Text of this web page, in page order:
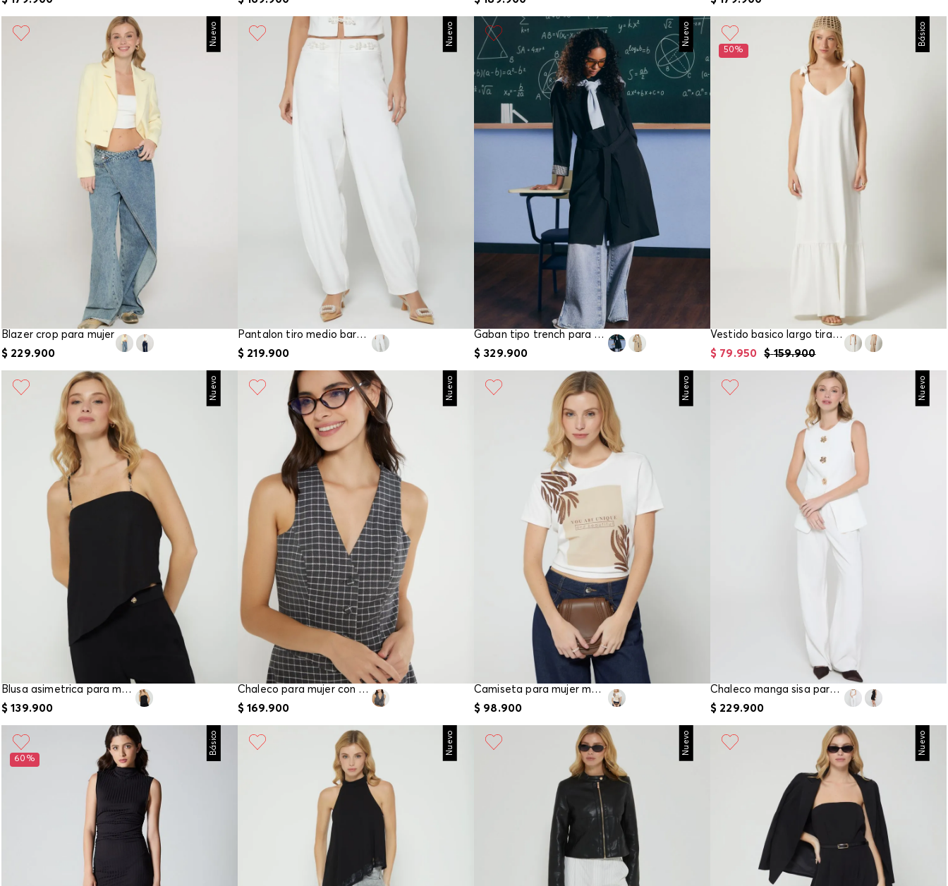
Nuevo
Blazer crop para mujer
$ 229.900
Nuevo
Pantalon tiro medio barrel para mujer
$ 219.900
Nuevo
Gaban tipo trench para mujer
$ 329.900
Básico
50%
Vestido basico largo tiras para mujer
$ 159.900
$ 79.950
Nuevo
Blusa asimetrica para mujer
$ 139.900
Nuevo
Chaleco para mujer con ajuste en espalda
$ 169.900
Nuevo
Camiseta para mujer manga corta
$ 98.900
Nuevo
Chaleco manga sisa para mujer
$ 229.900
Básico
60%
Nuevo Nuevo Nuevo